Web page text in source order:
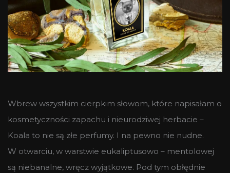
Wbrew wszystkim cierpkim słowom, które napisałam o
kosmetyczności zapachu i nieurodziwej herbacie –
Koala to nie są złe perfumy. I na pewno nie nudne.
W otwarciu, w warstwie eukaliptusowo – mentolowej
są niebanalne, wręcz wyjątkowe. Pod tym obłędnie